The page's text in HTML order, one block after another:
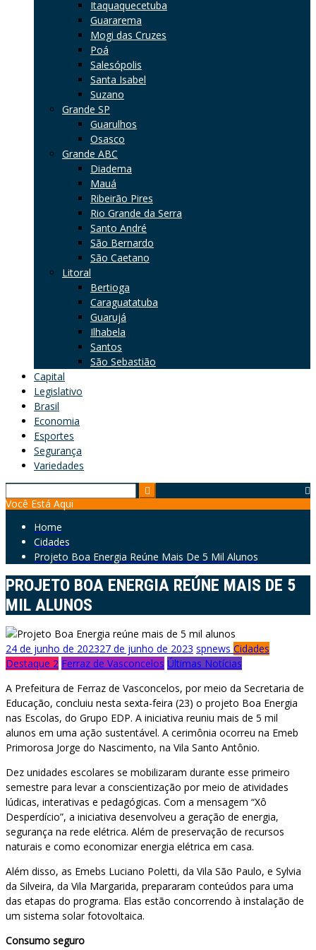
Itaquaquecetuba
Guararema
Mogi das Cruzes
Poá
Salesópolis
Santa Isabel
Suzano
Grande SP
Guarulhos
Osasco
Grande ABC
Diadema
Mauá
Ribeirão Pires
Rio Grande da Serra
Santo André
São Bernardo
São Caetano
Litoral
Bertioga
Caraguatatuba
Guarujá
Ilhabela
Santos
São Sebastião
Capital
Legislativo
Brasil
Economia
Esportes
Segurança
Variedades
for:
Você Está Aqui
Home
Cidades
Projeto Boa Energia Reúne Mais De 5 Mil Alunos
PROJETO BOA ENERGIA REÚNE MAIS DE 5
MIL ALUNOS
24 de junho de 202327 de junho de 2023 spnews Cidades
Destaque 2 Ferraz de Vasconcelos Últimas Notícias
A Prefeitura de Ferraz de Vasconcelos, por meio da Secretaria de
Educação, concluiu nesta sexta-feira (23) o projeto Boa Energia
nas Escolas, do Grupo EDP. A iniciativa reuniu mais de 5 mil
alunos em uma ação sustentável. A cerimônia ocorreu na Emeb
Primorosa Jorge do Nascimento, na Vila Santo Antônio.
Dez unidades escolares se mobilizaram durante esse primeiro
semestre para levar a conscientização por meio de atividades
lúdicas, interativas e pedagógicas. Com a mensagem “Xô
Desperdício”, a iniciativa desenvolveu a geração de energia,
segurança na rede elétrica. Além de preservação de recursos
naturais e como economizar energia elétrica em casa.
Além disso, as Emebs Luciano Poletti, da Vila São Paulo, e Sylvia
da Silveira, da Vila Margarida, prepararam conteúdos para uma
das etapas do programa. Elas estão concorrendo à instalação de
um sistema solar fotovoltaica.
Consumo seguro